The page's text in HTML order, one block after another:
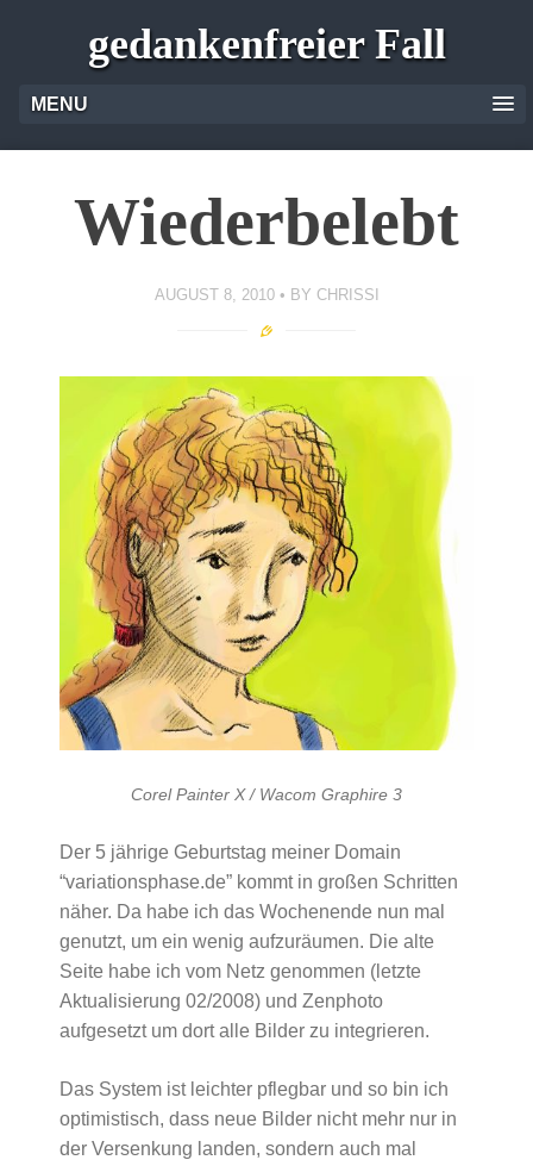
gedankenfreier Fall
MENU
Wiederbelebt
AUGUST 8, 2010 BY CHRISSI
Corel Painter X / Wacom Graphire 3
Der 5 jährige Geburtstag meiner Domain
“variationsphase.de” kommt in großen Schritten
näher. Da habe ich das Wochenende nun mal
genutzt, um ein wenig aufzuräumen. Die alte
Seite habe ich vom Netz genommen (letzte
Aktualisierung 02/2008) und Zenphoto
aufgesetzt um dort alle Bilder zu integrieren.
Das System ist leichter pflegbar und so bin ich
optimistisch, dass neue Bilder nicht mehr nur in
der Versenkung landen, sondern auch mal